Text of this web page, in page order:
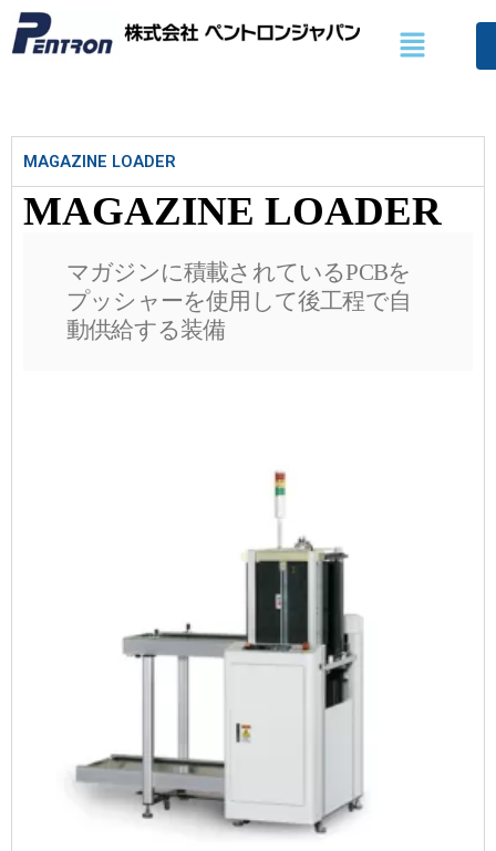
텐
Menu
MAGAZINE LOADER
MAGAZINE LOADER
マガジンに積載されているPCBを
プッシャーを使用して後工程で自
動供給する装備